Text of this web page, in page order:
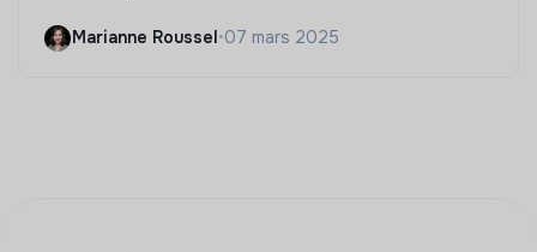
Marianne Roussel•07 mars 2025